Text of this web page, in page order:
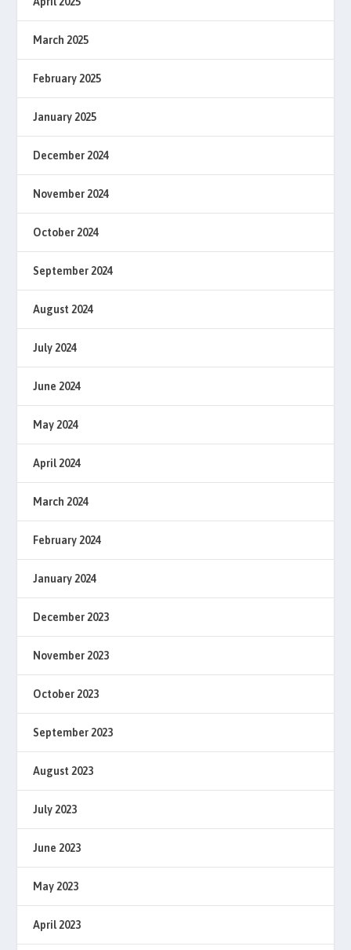
March 2025
February 2025
January 2025
December 2024
November 2024
October 2024
September 2024
August 2024
July 2024
June 2024
May 2024
April 2024
March 2024
February 2024
January 2024
December 2023
November 2023
October 2023
September 2023
August 2023
July 2023
June 2023
May 2023
April 2023